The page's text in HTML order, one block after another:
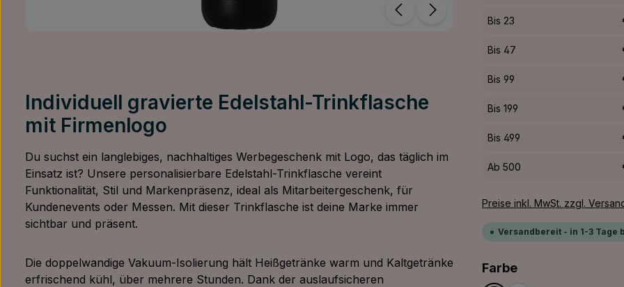
Bis 23
Bis 47
Bis 99
Bis 199
Bis 499
Ab 500
Preise inkl. MwSt. zzgl.
Versandbereit - in 1-3 Tage
Farbeauswählen
Individuell gravierte Edelstahl-Trinkflasche
mit Firmenlogo
Du suchst ein langlebiges, nachhaltiges Werbegeschenk mit Logo, das täglich im
Einsatz ist? Unsere personalisierbare Edelstahl-Trinkflasche vereint
Funktionalität, Stil und Markenpräsenz, ideal als Mitarbeitergeschenk, für
Kundenevents oder Messen. Mit dieser Trinkflasche ist deine Marke immer
sichtbar und präsent.
Die doppelwandige Vakuum-Isolierung hält Heißgetränke warm und Kaltgetränke
erfrischend kühl, über mehrere Stunden. Dank der auslaufsicheren